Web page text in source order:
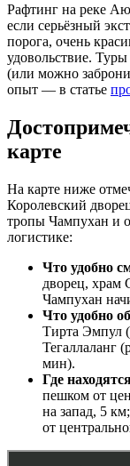
Рафтинг на реке
если серьёзный
порога, очень
удовольствие.
(или можно
опыт — в статье
карте
На карте ниже
Королевский
тропы Чампухан и
логистике:
Что удобно
дворец, храм
Чампухан
Что удобно
Тирта Эмпул
Тегаллаланг
мин).
Где
пешком от
на запад, 5
от